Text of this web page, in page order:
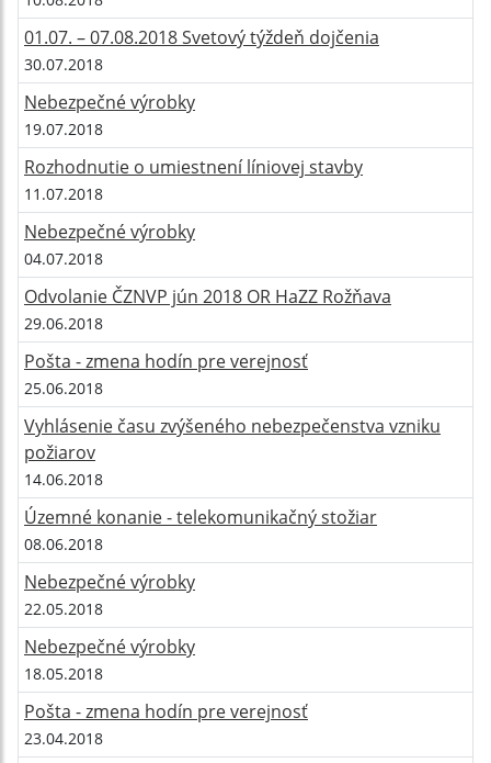
01.07. – 07.08.2018 Svetový týždeň dojčenia
30.07.2018
Nebezpečné výrobky
19.07.2018
Rozhodnutie o umiestnení líniovej stavby
11.07.2018
Nebezpečné výrobky
04.07.2018
Odvolanie ČZNVP jún 2018 OR HaZZ Rožňava
29.06.2018
Pošta - zmena hodín pre verejnosť
25.06.2018
Vyhlásenie času zvýšeného nebezpečenstva vzniku
požiarov
14.06.2018
Územné konanie - telekomunikačný stožiar
08.06.2018
Nebezpečné výrobky
22.05.2018
Nebezpečné výrobky
18.05.2018
Pošta - zmena hodín pre verejnosť
23.04.2018